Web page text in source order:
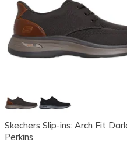
Skechers Slip-ins: Arch Fit
Perkins